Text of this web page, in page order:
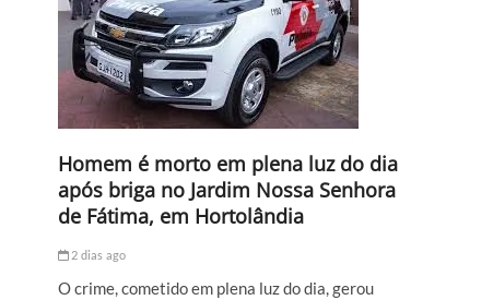
Homem é morto em plena luz do dia
após briga no Jardim Nossa Senhora
de Fátima, em Hortolândia
2 dias ago
O crime, cometido em plena luz do dia, gerou